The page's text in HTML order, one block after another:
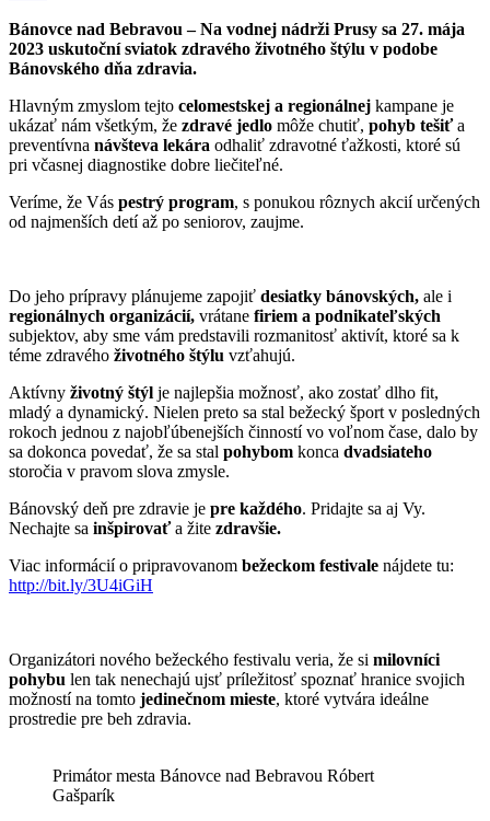
Bánovce nad Bebravou – Na vodnej nádrži Prusy sa 27. mája
2023 uskutoční sviatok zdravého životného štýlu v podobe
Bánovského dňa zdravia.
Hlavným zmyslom tejto celomestskej a regionálnej kampane je
ukázať nám všetkým, že zdravé jedlo môže chutiť, pohyb tešiťa
preventívna návšteva lekára odhaliť zdravotné ťažkosti, ktoré sú
pri včasnej diagnostike dobre liečiteľné.
Veríme, že Vás pestrý program, s ponukou rôznych akcií určených
od najmenších detí až po seniorov, zaujme.
Do jeho prípravy plánujeme zapojiť desiatky bánovských, ale i
regionálnych organizácií, vrátane firiem a podnikateľských
subjektov, aby sme vám predstavili rozmanitosť aktivít, ktoré sa k
téme zdravého životného štýlu vzťahujú.
Aktívny životný štýl je najlepšia možnosť, ako zostať dlho fit,
mladý a dynamický. Nielen preto sa stal bežecký šport v posledných
rokoch jednou z najobľúbenejších činností vo voľnom čase, dalo by
sa dokonca povedať, že sa stal pohybom konca dvadsiateho
storočia v pravom slova zmysle.
Bánovský deň pre zdravie je pre každého. Pridajte sa aj Vy.
Nechajte sa inšpirovaťa žite zdravšie.
Viac informácií o pripravovanom bežeckom festivale nájdete tu:
http://bit.ly/3U4iGiH
Organizátori nového bežeckého festivalu veria, že si milovníci
pohybu len tak nenechajú ujsť príležitosť spoznať hranice svojich
možností na tomto jedinečnom mieste, ktoré vytvára ideálne
prostredie pre beh zdravia.
Primátor mesta Bánovce nad Bebravou Róbert
Gašparík